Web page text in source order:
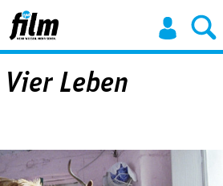
Jump to Navigation
Leben